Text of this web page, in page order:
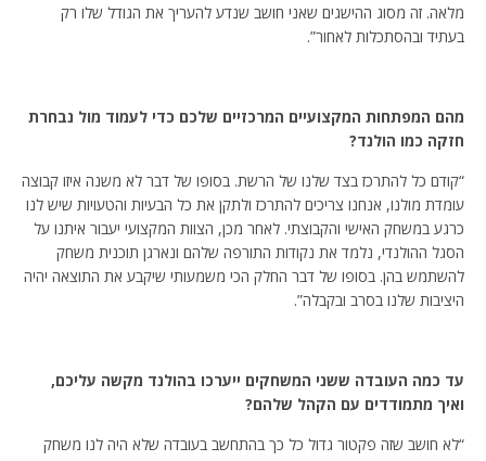
מלאה. זה מסוג ההישגים שאני חושב שנדע להעריך את הגודל שלו רק
בעתיד ובהסתכלות לאחור”.
מהם המפתחות המקצועיים המרכזיים שלכם כדי לעמוד מול נבחרת
חזקה כמו הולנד?
“קודם כל להתרכז בצד שלנו של הרשת. בסופו של דבר לא משנה איזו קבוצה
עומדת מולנו, אנחנו צריכים להתרכז ולתקן את כל הבעיות והטעויות שיש לנו
כרגע במשחק האישי והקבוצתי. לאחר מכן, הצוות המקצועי יעבור איתנו על
הסגל ההולנדי, נלמד את נקודות התורפה שלהם ונארגן תוכנית משחק
להשתמש בהן. בסופו של דבר החלק הכי משמעותי שיקבע את התוצאה יהיה
היציבות שלנו בסרב ובקבלה”.
עד כמה העובדה ששני המשחקים ייערכו בהולנד מקשה עליכם,
ואיך מתמודדים עם הקהל שלהם?
“לא חושב שזה פקטור גדול כל כך בהתחשב בעובדה שלא היה לנו משחק